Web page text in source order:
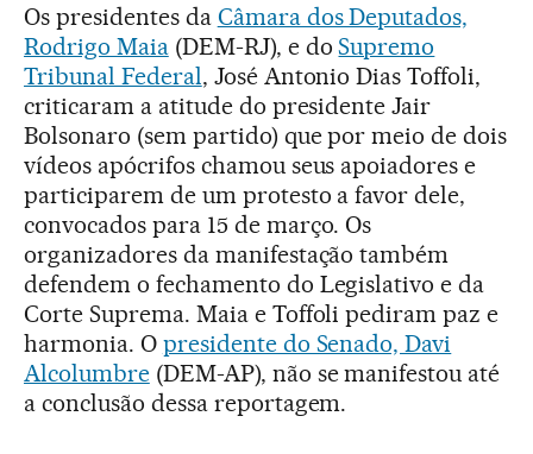
Os presidentes da Câmara dos Deputados,
Rodrigo Maia(DEM-RJ), e doSupremo
Tribunal Federal, José Antonio Dias Toffoli,
criticaram a atitude do presidente Jair
Bolsonaro (sem partido) que por meio de dois
vídeos apócrifos chamou seus apoiadores e
participarem de um protesto a favor dele,
convocados para 15 de março. Os
organizadores da manifestação também
defendem o fechamento do Legislativo e da
Corte Suprema. Maia e Toffoli pediram paz e
harmonia. O presidente do Senado, Davi
Alcolumbre(DEM-AP), não se manifestou até
a conclusão dessa reportagem.